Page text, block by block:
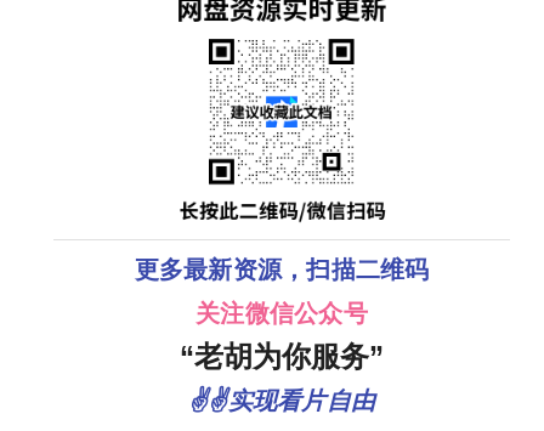
更多最新资源，扫描二维码
关注微信公众号
“老胡为你服务”
✌✌实现看片自由